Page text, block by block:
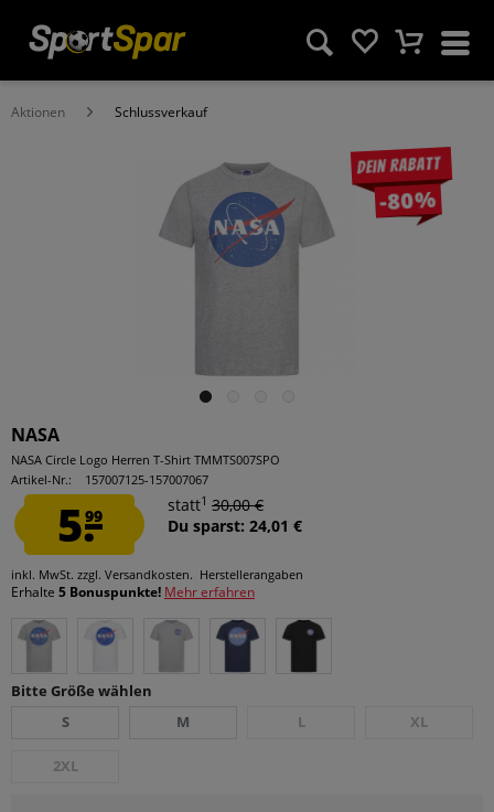
Aktionen Schlussverkauf
Dein Rabatt
-80%
NASA
NASA Circle Logo Herren T-Shirt TMMTS007SPO
Artikel-Nr.:
157007125-157007067
5.99
statt1 30,00 €
Du sparst: 24,01 €
inkl. MwSt. zzgl. Versandkosten. Herstellerangaben
Erhalte 5 Bonuspunkte! Mehr erfahren
Bitte Größe wählen
S
M L XL
2XL